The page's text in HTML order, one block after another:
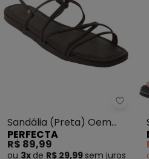
Sandália (Preta) Oem
Sintético
PERFECTA
R$ 89,99
ou 3x de R$ 29,99 sem juros